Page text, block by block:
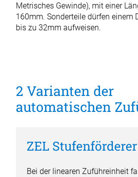
Metrisches Gewinde), mit einer
160mm. Sonderteile dürfen einem
bis zu 32mm aufweisen.
2 Varianten der
automatischen
ZEL Stufenförderer
Bei der linearen Zuführeinheit